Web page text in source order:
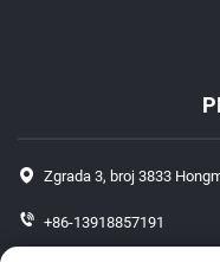
Zgrada 3, broj 3833
+86-13918857191